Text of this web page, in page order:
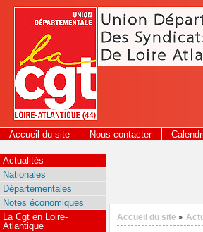
Panneau de gestion des cookies
Accueil du site Nous contacter
2026
Accueil du site >
Actualités
Nationales
Départementales
Notes économiques
La Cgt en Loire-
Atlantique